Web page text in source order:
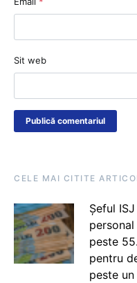
Sit web
CELE MAI CITITE
Șeful
peste
pentru
peste